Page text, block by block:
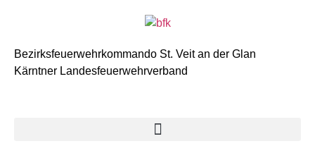
Bezirksfeuerwehrkommando St. Veit an der Glan
Kärntner Landesfeuerwehrverband